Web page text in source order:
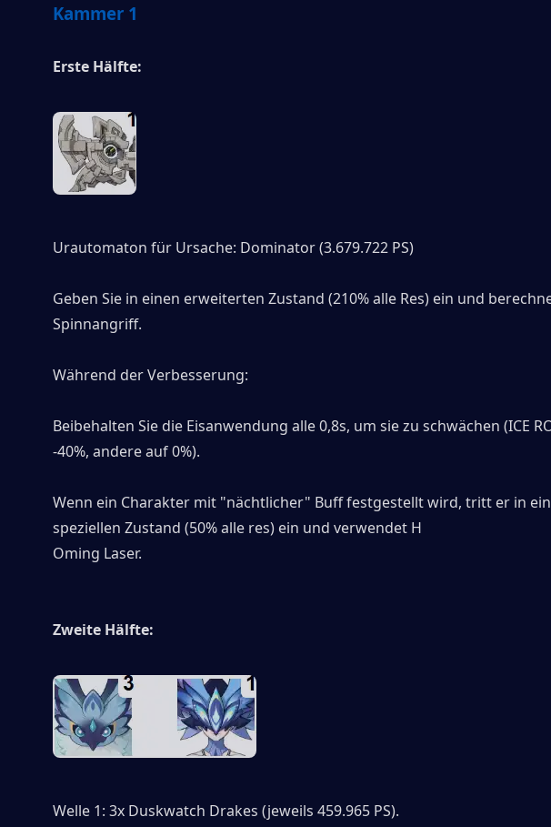
Kammer 1
Erste Hälfte:
Urautomaton für Ursache: Dominator (3.679.722 PS)
Geben Sie in einen erweiterten Zustand (210% alle Res) ein und
Spinnangriff.
Während der Verbesserung:
Beibehalten Sie die Eisanwendung alle 0,8s, um sie zu schwächen (ICE
-40%, andere auf 0%).
Wenn ein Charakter mit "nächtlicher" Buff festgestellt wird, tritt er in
speziellen Zustand (50% alle res) ein und verwendet H
Oming Laser.
Zweite Hälfte:
Welle 1: 3x Duskwatch Drakes (jeweils 459.965 PS).